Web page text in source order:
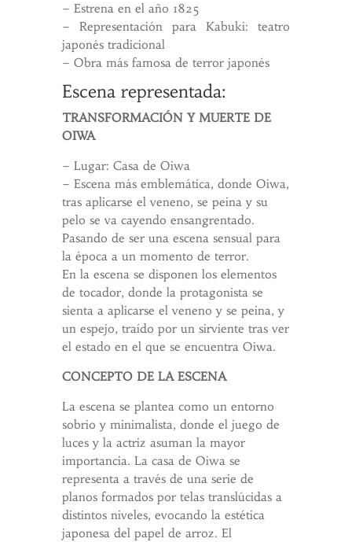
– Estrena en el año 1825
– Representación para Kabuki: teatro
japonés tradicional
– Obra más famosa de terror japonés
Escena representada:
TRANSFORMACIÓN Y MUERTE DE
OIWA
– Lugar: Casa de Oiwa
– Escena más emblemática, donde Oiwa,
tras aplicarse el veneno, se peina y su
pelo se va cayendo ensangrentado.
Pasando de ser una escena sensual para
la época a un momento de terror.
En la escena se disponen los elementos
de tocador, donde la protagonista se
sienta a aplicarse el veneno y se peina, y
un espejo, traído por un sirviente tras ver
el estado en el que se encuentra Oiwa.
CONCEPTO DE LA ESCENA
La escena se plantea como un entorno
sobrio y minimalista, donde el juego de
luces y la actriz asuman la mayor
importancia. La casa de Oiwa se
representa a través de una serie de
planos formados por telas translúcidas a
distintos niveles, evocando la estética
japonesa del papel de arroz. El